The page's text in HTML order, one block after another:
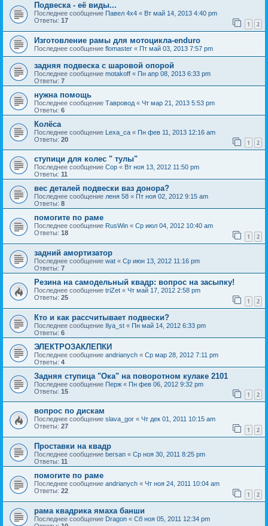
Подвеска - её виды...
Последнее сообщение Павел 4х4 « Вт май 14, 2013 4:40 pm
Ответы: 17 1 2
Изготовление рамы для мотоцикла-enduro
Последнее сообщение flomaster « Пт май 03, 2013 7:57 pm
задняя подвеска с шаровой опорой
Последнее сообщение motakoff « Пн апр 08, 2013 6:33 pm
Ответы: 7
нужна помощь
Последнее сообщение Тавровод « Чт мар 21, 2013 5:53 pm
Ответы: 6
Колёса
Последнее сообщение Lexa_ca « Пн фев 11, 2013 12:16 am
Ответы: 20 1 2
ступици для колес " тулы"
Последнее сообщение Cop « Вт ноя 13, 2012 11:50 pm
Ответы: 11
вес деталей подвески ваз донора?
Последнее сообщение леня 58 « Пт ноя 02, 2012 9:15 am
Ответы: 8
помогите по раме
Последнее сообщение RusWin « Ср июл 04, 2012 10:40 am
Ответы: 18 1 2
задний амортизатор
Последнее сообщение wat « Ср июн 13, 2012 11:16 pm
Ответы: 7
Резина на самодельный квадр: вопрос на засыпку!
Последнее сообщение triZet « Чт май 17, 2012 2:58 pm
Ответы: 25 1 2
Кто и как рассчитывает подвески?
Последнее сообщение Ilya_st « Пн май 14, 2012 6:33 pm
Ответы: 6
ЭЛЕКТРОЗАКЛЕПКИ
Последнее сообщение andrianych « Ср мар 28, 2012 7:11 pm
Ответы: 4
Задняя ступица "Ока" на поворотном кулаке 2101
Последнее сообщение Перж « Пн фев 06, 2012 9:32 pm
Ответы: 15 1 2
вопрос по дискам
Последнее сообщение slava_gor « Чт дек 01, 2011 10:15 am
Ответы: 27 1 2
Проставки на квадр
Последнее сообщение bersan « Ср ноя 30, 2011 8:25 pm
Ответы: 11
помогите по раме
Последнее сообщение andrianych « Чт ноя 24, 2011 10:04 am
Ответы: 22 1 2
рама квадрика ямаха банши
Последнее сообщение Dragon « Сб ноя 05, 2011 12:34 pm